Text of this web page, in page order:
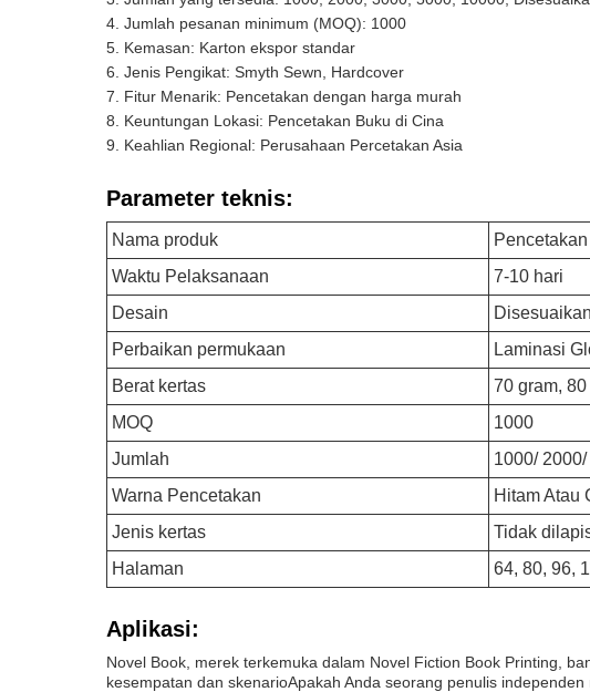
Jumlah pesanan minimum (MOQ): 1000
Kemasan: Karton ekspor standar
Jenis Pengikat: Smyth Sewn, Hardcover
Fitur Menarik: Pencetakan dengan harga murah
Keuntungan Lokasi: Pencetakan Buku di Cina
Keahlian Regional: Perusahaan Percetakan Asia
Parameter teknis:
Nama produk
Waktu Pelaksanaan
7-10 hari
Desain
Disesuaikan
Perbaikan permukaan
Laminasi
Berat kertas
70 gram,
MOQ
1000
Jumlah
1000/
Warna Pencetakan
Hitam Atau
Jenis kertas
Tidak
Halaman
64, 80, 96,
Aplikasi:
Novel Book, merek terkemuka dalam Novel Fiction Book Printing,
kesempatan dan skenarioApakah Anda seorang penulis